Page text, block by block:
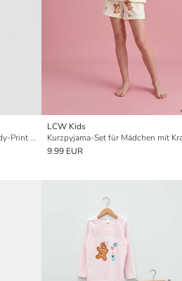
Mädchen-Pyjama-Set mit Bär-Teddy-Print und Caprihose
LCW Kids
9.99 EUR